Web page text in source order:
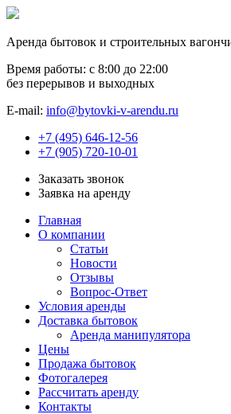
Аренда бытовок и строительных
Время работы: с 8:00 до 22:00
без перерывов и выходных
E-mail: info@bytovki-v-arendu.ru
+7 (495) 646-12-56
+7 (905) 720-10-01
Заказать звонок
Заявка на аренду
Главная
О компании
Статьи
Новости
Отзывы
Вопрос-Ответ
Условия аренды
Доставка бытовок
Аренда манипулятора
Цены
Продажа бытовок
Фотогалерея
Рассчитать аренду
Контакты